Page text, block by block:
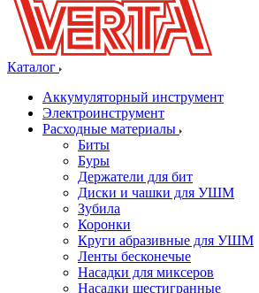
Каталог
Аккумуляторный инструмент
Электроинструмент
Расходные материалы
Биты
Буры
Держатели для бит
Диски и чашки для УШМ
Зубила
Коронки
Круги абразивные для УШМ
Ленты бесконечые
Насадки для миксеров
Насадки шестигранные